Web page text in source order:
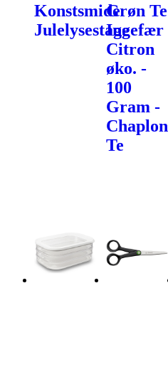
Konstsmide
Julelysestage
Grøn Te
Ingefær
Citron
øko. -
100
Gram -
Chaplon
Te